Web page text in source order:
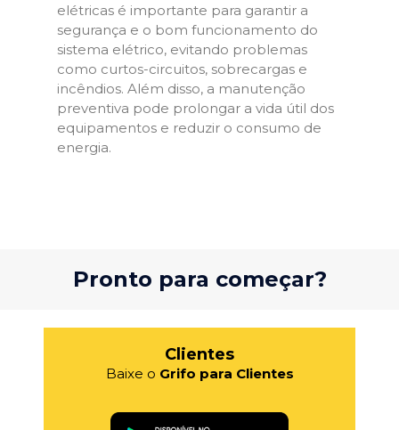
elétricas é importante para garantir a
segurança e o bom funcionamento do
sistema elétrico, evitando problemas
como curtos-circuitos, sobrecargas e
incêndios. Além disso, a manutenção
preventiva pode prolongar a vida útil dos
equipamentos e reduzir o consumo de
energia.
Pronto para começar?
Clientes
Baixe o Grifo para Clientes